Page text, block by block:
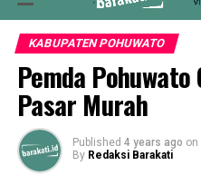
KABUPATEN POHUWATO
Pemda
Pasar Murah
Published 4 years ago on
By Redaksi Barakati